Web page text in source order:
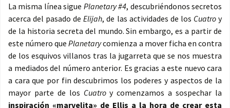
La misma línea sigue Planetary #4, descubriéndonos secretos
acerca del pasado deElijah, de las actividades de los Cuatroy
de la historia secreta del mundo. Sin embargo, es a partir de
este número quePlanetarycomienza a mover ficha en contra
de los esquivos villanos tras la jugarreta que se nos muestra
a mediados del número anterior. Es gracias a este nuevo cara
a cara que por fin descubrimos los poderes y aspectos de la
mayor parte de los Cuatroy comenzamos a sospechar la
inspiración «marvelita» de Ellis a la hora de crear esta